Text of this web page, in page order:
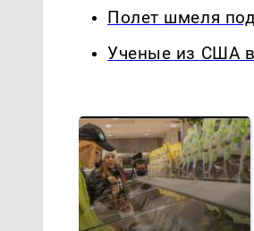
Полет шмеля
Ученые из США